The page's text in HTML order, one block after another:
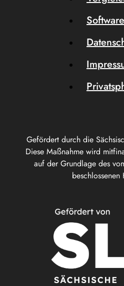
Gefördert durch die
Diese Maßnahme wird
auf der Grundlage des
beschlossenen